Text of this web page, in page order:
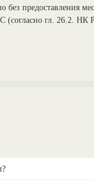
без предоставления
(согласно гл. 26.2.